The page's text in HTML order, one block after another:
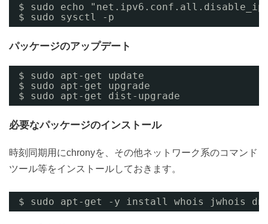
$ sudo echo
$ sudo sysctl -p
パッケージのアップデート
$ sudo apt-get update
$ sudo apt-get upgrade
$ sudo apt-get dist-upgrade
必要なパッケージのインストール
時刻同期用にchronyを、その他ネットワーク系のコマンド
ツール等をインストールしておきます。
$ sudo apt-get -y install whois jwhois